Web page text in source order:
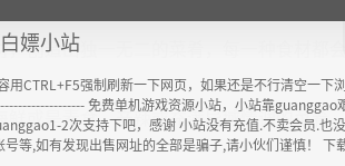
创造出独一无二的菜肴，每一种食材都
或是素食，辛辣或充满异域情调的菜肴
嫖小站
用CTRL+F5强制刷新一下网页，如果还是不行清空一下
免费单机游戏资源小站，小站靠guanggao
2次支持下吧，感谢 小站没有充值.不卖会员.也
等,如有发现出售网址的全部是骗子,请小伙们谨慎！ 下